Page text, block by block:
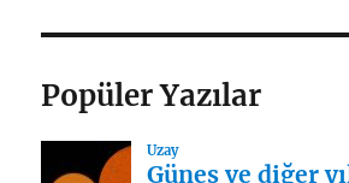
Popüler Yazılar